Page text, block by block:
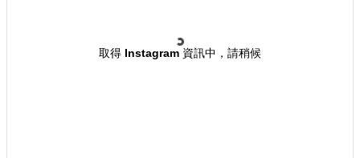
取得 Instagram 資訊中，請稍候